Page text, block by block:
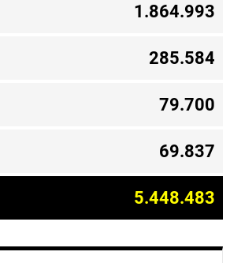
1.864.993
285.584
79.700
69.837
5.448.483